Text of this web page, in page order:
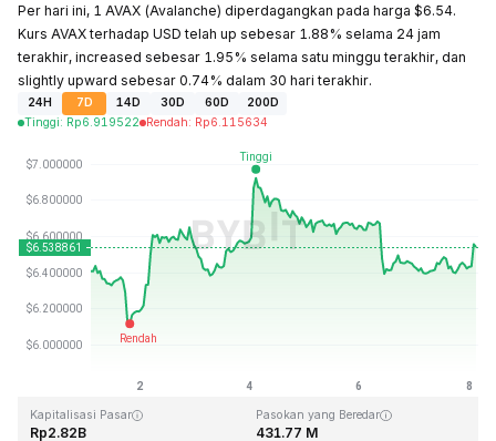
Per hari ini, 1 AVAX (Avalanche) diperdagangkan pada harga $6.54.
Kurs AVAX terhadap USD telah up sebesar 1.88% selama 24 jam
terakhir, increased sebesar 1.95% selama satu minggu terakhir, dan
slightly upward sebesar 0.74% dalam 30 hari terakhir.
24H 7D 14D 30D 60D
200D
Tinggi: Rp6.919522 Rendah: Rp6.115634
Terakhir Diperbarui: 2026-08-08, 02:41 GMT+0
Kapitalisasi Pasar
Rp2.82B
Pasokan yang Beredar
431.77 M